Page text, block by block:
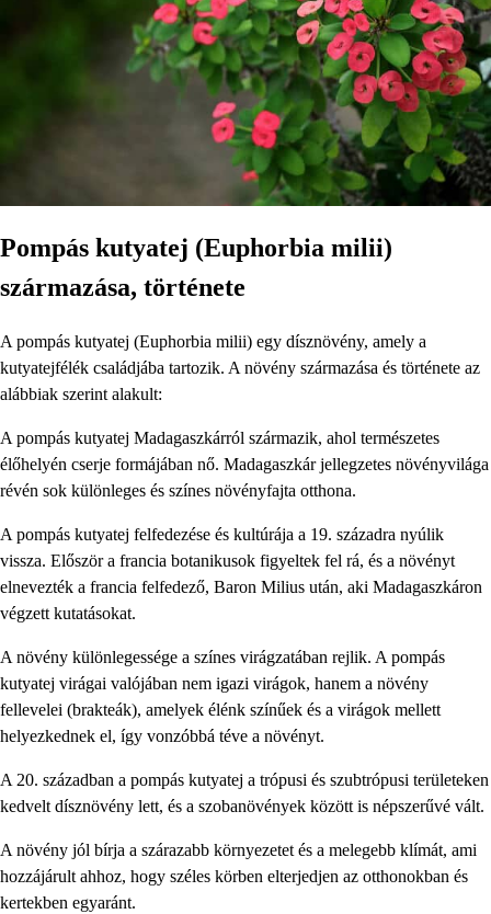
Pompás kutyatej (Euphorbia milii)
származása, története
A pompás kutyatej (Euphorbia milii) egy dísznövény, amely a
kutyatejfélék családjába tartozik. A növény származása és története az
alábbiak szerint alakult:
A pompás kutyatej Madagaszkárról származik, ahol természetes
élőhelyén cserje formájában nő. Madagaszkár jellegzetes növényvilága
révén sok különleges és színes növényfajta otthona.
A pompás kutyatej felfedezése és kultúrája a 19. századra nyúlik
vissza. Először a francia botanikusok figyeltek fel rá, és a növényt
elnevezték a francia felfedező, Baron Milius után, aki Madagaszkáron
végzett kutatásokat.
A növény különlegessége a színes virágzatában rejlik. A pompás
kutyatej virágai valójában nem igazi virágok, hanem a növény
fellevelei (brakteák), amelyek élénk színűek és a virágok mellett
helyezkednek el, így vonzóbbá téve a növényt.
A 20. században a pompás kutyatej a trópusi és szubtrópusi területeken
kedvelt dísznövény lett, és a szobanövények között is népszerűvé vált.
A növény jól bírja a szárazabb környezetet és a melegebb klímát, ami
hozzájárult ahhoz, hogy széles körben elterjedjen az otthonokban és
kertekben egyaránt.